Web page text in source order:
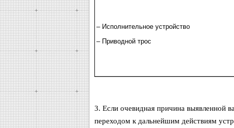
– Исполнительное устройство
– Приводной трос
3. Если очевидная причина выявленной
переходом к дальнейшим действиям